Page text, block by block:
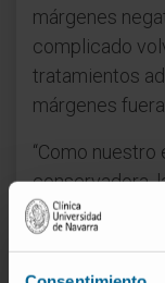
márgenes
complicado
tratamientos
márgenes
“Como
conservadora,
intraoperatoria
positivos y, por
estudio para